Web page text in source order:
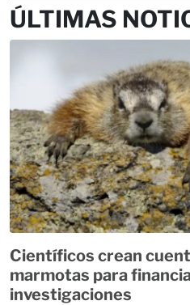
ÚLTIMAS
Científicos crean
marmotas para
investigaciones